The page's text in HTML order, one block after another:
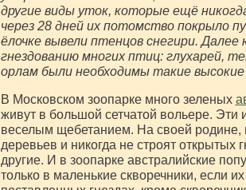
другие виды уток, которые ещё
через 28 дней их потомство покрыло
ёлочке вывели птенцов снегири.
гнездованию многих птиц: глухарей,
орлам были необходимы такие
В Московском зоопарке много зеленых
живут в большой сетчатой вольере.
веселым щебетанием. На своей родине,
деревьев и никогда не строят
другие. И в зоопарке австралийские
только в маленькие скворечники, если